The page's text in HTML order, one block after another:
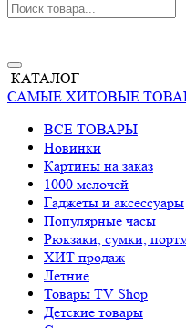
КАТАЛОГ
САМЫЕ ХИТОВЫЕ
ВСЕ ТОВАРЫ
Новинки
Картины на заказ
1000 мелочей
Гаджеты и аксессуары
Популярные часы
Рюкзаки, сумки,
ХИТ продаж
Летние
Товары TV Shop
Детские товары